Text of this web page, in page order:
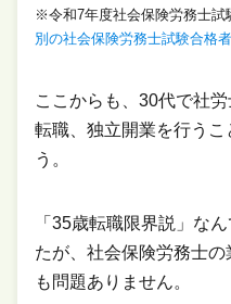
※令和7年度社会保険労務士試
別の社会保険労務士試験合格
ここからも、30代で社
転職、独立開業を行うこ
う。
「35歳転職限界説」な
たが、社会保険労務士
も問題ありません。